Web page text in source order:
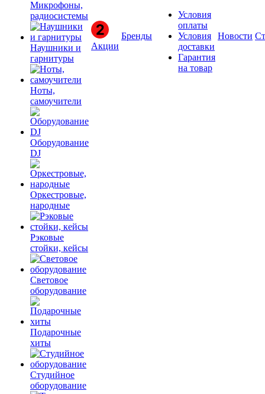
Микрофоны,
радиосистемы
Наушники и
гарнитуры
Ноты,
самоучители
Оборудование
DJ
Оркестровые,
народные
Рэковые
стойки, кейсы
Световое
оборудование
Подарочные
хиты
Студийное
оборудование
Акции
Бренды
Условия
оплаты
Условия
доставки
Гарантия
на товар
Новости